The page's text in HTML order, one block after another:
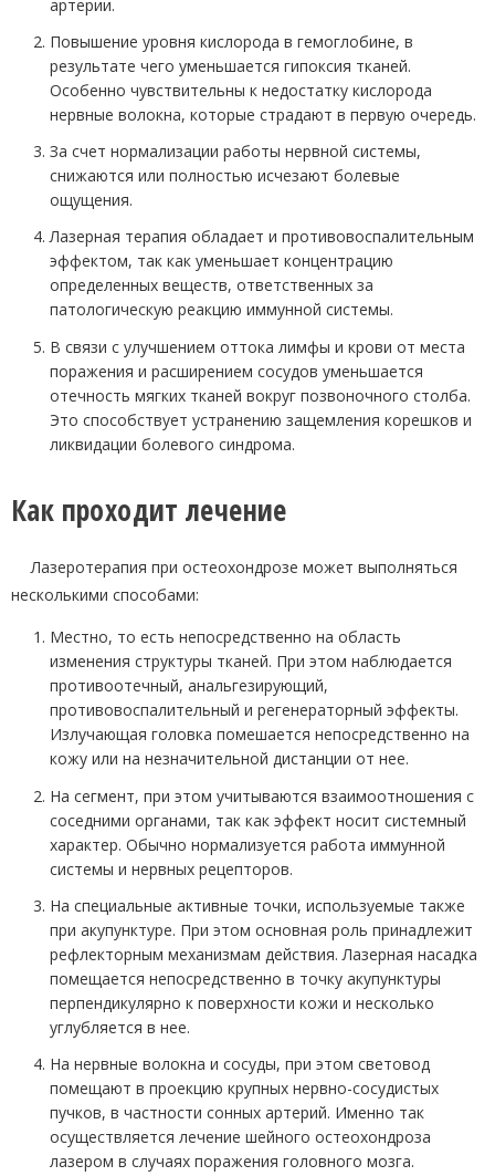
артерии.
Повышение уровня кислорода в гемоглобине, в
результате чего уменьшается гипоксия тканей.
Особенно чувствительны к недостатку кислорода
нервные волокна, которые страдают в первую очередь.
За счет нормализации работы нервной системы,
снижаются или полностью исчезают болевые
ощущения.
Лазерная терапия обладает и противовоспалительным
эффектом, так как уменьшает концентрацию
определенных веществ, ответственных за
патологическую реакцию иммунной системы.
В связи с улучшением оттока лимфы и крови от места
поражения и расширением сосудов уменьшается
отечность мягких тканей вокруг позвоночного столба.
Это способствует устранению защемления корешков и
ликвидации болевого синдрома.
Как проходит лечение
Лазеротерапия при остеохондрозе может выполняться
несколькими способами:
Местно, то есть непосредственно на область
изменения структуры тканей. При этом наблюдается
противоотечный, анальгезирующий,
противовоспалительный и регенераторный эффекты.
Излучающая головка помешается непосредственно на
кожу или на незначительной дистанции от нее.
На сегмент, при этом учитываются взаимоотношения с
соседними органами, так как эффект носит системный
характер. Обычно нормализуется работа иммунной
системы и нервных рецепторов.
На специальные активные точки, используемые также
при акупунктуре. При этом основная роль принадлежит
рефлекторным механизмам действия. Лазерная насадка
помещается непосредственно в точку акупунктуры
перпендикулярно к поверхности кожи и несколько
углубляется в нее.
На нервные волокна и сосуды, при этом световод
помещают в проекцию крупных нервно-сосудистых
пучков, в частности сонных артерий. Именно так
осуществляется лечение шейного остеохондроза
лазером в случаях поражения головного мозга.